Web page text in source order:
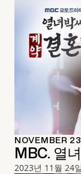
NOVEMBER
MBC. 열
2023년 11월 24